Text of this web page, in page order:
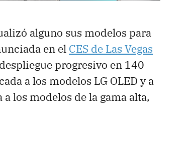
alguno sus modelos para
en el CES de Las Vegas
progresivo en 140
a los modelos LG OLED y a
los modelos de la gama alta,